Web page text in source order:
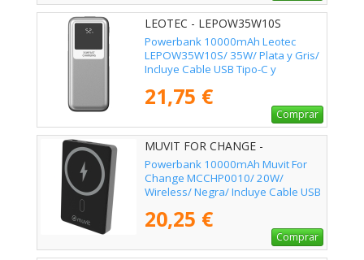
LEOTEC - LEPOW35W10S
Powerbank 10000mAh Leotec
LEPOW35W10S/ 35W/ Plata y Gris/
Incluye Cable USB Tipo-C y
21,75 €
Comprar
MUVIT FOR CHANGE -
MCCHP0010
Powerbank 10000mAh Muvit For
Change MCCHP0010/ 20W/
Wireless/ Negra/ Incluye Cable USB
20,25 €
Comprar